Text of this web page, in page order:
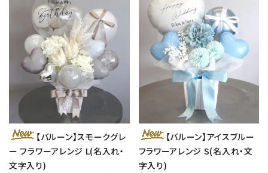
【バルーン】スモークグレ
ー フラワーアレンジ L(名入れ・
文字入り)
【バルーン】アイスブルー
フラワーアレンジ S(名入れ・文
字入り)